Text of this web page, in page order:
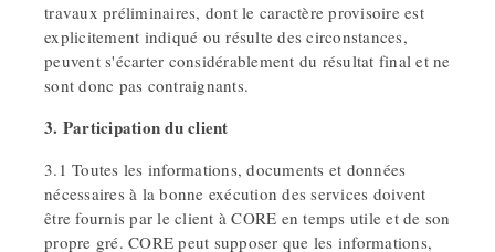
travaux préliminaires, dont le caractère provisoire est
explicitement indiqué ou résulte des circonstances,
peuvent s'écarter considérablement du résultat final et ne
sont donc pas contraignants.
3. Participation du client
3.1 Toutes les informations, documents et données
nécessaires à la bonne exécution des services doivent
être fournis par le client à CORE en temps utile et de son
propre gré. CORE peut supposer que les informations,